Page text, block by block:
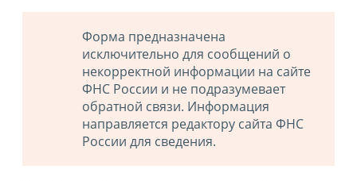
Форма предназначена
исключительно для сообщений о
некорректной информации на сайте
ФНС России и не подразумевает
обратной связи. Информация
направляется редактору сайта ФНС
России для сведения.